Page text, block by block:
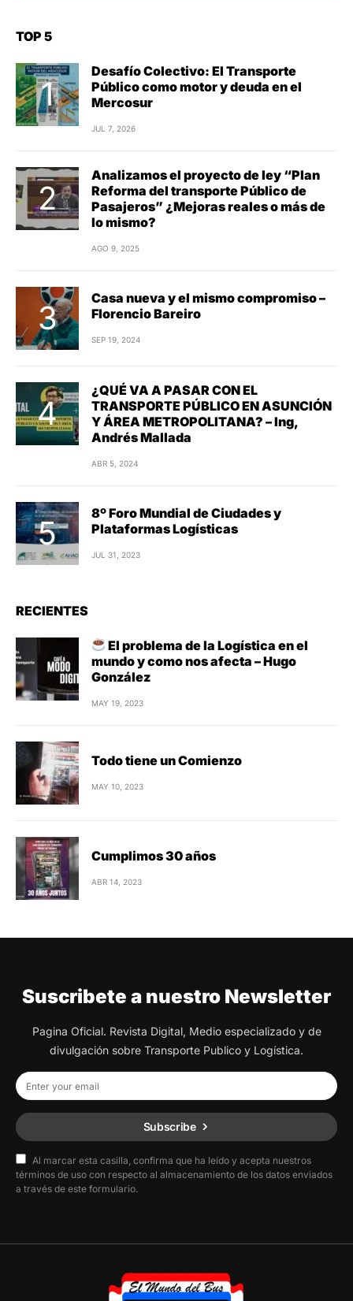
TOP 5
Desafío Colectivo: El Transporte
Público como motor y deuda en el
Mercosur
JUL 7, 2026
Analizamos el proyecto de ley “Plan
Reforma del transporte Público de
Pasajeros” ¿Mejoras reales o más de
lo mismo?
AGO 9, 2025
Casa nueva y el mismo compromiso –
Florencio Bareiro
SEP 19, 2024
¿QUÉ VA A PASAR CON EL
TRANSPORTE PÚBLICO EN ASUNCIÓN
Y ÁREA METROPOLITANA? – Ing,
Andrés Mallada
ABR 5, 2024
8º Foro Mundial de Ciudades y
Plataformas Logísticas
JUL 31, 2023
RECIENTES
El problema de la Logística en el
mundo y como nos afecta – Hugo
González
MAY 19, 2023
Todo tiene un Comienzo
MAY 10, 2023
Cumplimos 30 años
ABR 14, 2023
Suscribete a nuestro Newsletter
Pagina Oficial. Revista Digital, Medio especializado y de
divulgación sobre Transporte Publico y Logística.
Subscribe
Al marcar esta casilla, confirma que ha leído y acepta nuestros
términos de uso con respecto al almacenamiento de los datos enviados
a través de este formulario.